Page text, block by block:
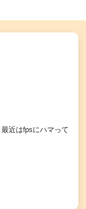
近はfpsにハマって